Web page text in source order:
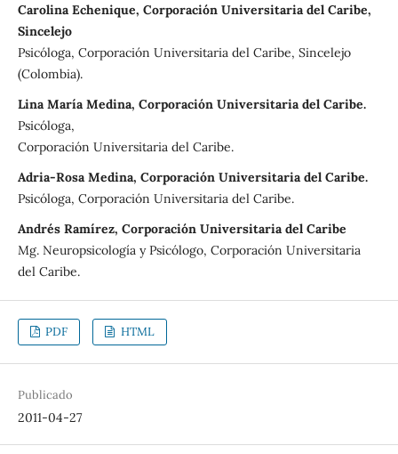
Carolina Echenique, Corporación Universitaria del Caribe,
Sincelejo
Psicóloga, Corporación Universitaria del Caribe, Sincelejo
(Colombia).
Lina María Medina, Corporación Universitaria del Caribe.
Psicóloga,
Corporación Universitaria del Caribe.
Adria-Rosa Medina, Corporación Universitaria del Caribe.
Psicóloga, Corporación Universitaria del Caribe.
Andrés Ramírez, Corporación Universitaria del Caribe
Mg. Neuropsicología y Psicólogo, Corporación Universitaria
del Caribe.
PDF HTML
Publicado
2011-04-27